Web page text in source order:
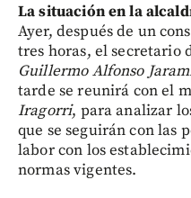
La situación en la
Ayer, después de un
tres horas, el secretario
Guillermo Alfonso
tarde se reunirá con el
Iragorri, para analizar
que se seguirán con las
labor con los
normas vigentes.